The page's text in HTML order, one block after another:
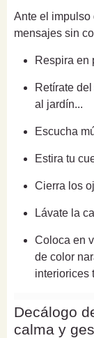
Ante el impulso
mensajes sin
Respira en
Retírate
al jardín...
Escucha
Estira tu
Cierra los
Lávate la
Coloca en
de color
interiorices
Decálogo
calma y